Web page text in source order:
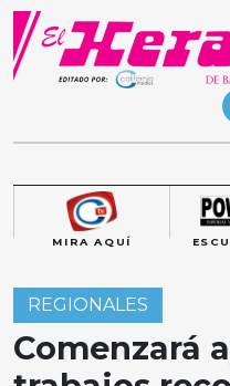
Skip
content
MIRA AQUÍ
REGIONALES
Comenzará